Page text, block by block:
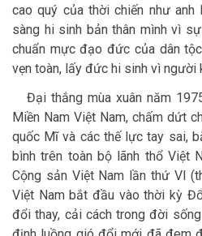
cao quý của thời chiến như anh
sàng hi sinh bản thân mình vì
chuẩn mực đạo đức của dân
vẹn toàn, lấy đức hi sinh vì người
Đại thắng mùa xuân năm
Miền Nam Việt Nam, chấm dứt
quốc Mĩ và các thế lực tay sai,
bình trên toàn bộ lãnh thổ Việt
Cộng sản Việt Nam lần thứ VI
Việt Nam bắt đầu vào thời kỳ
đổi thay, cải cách trong đời